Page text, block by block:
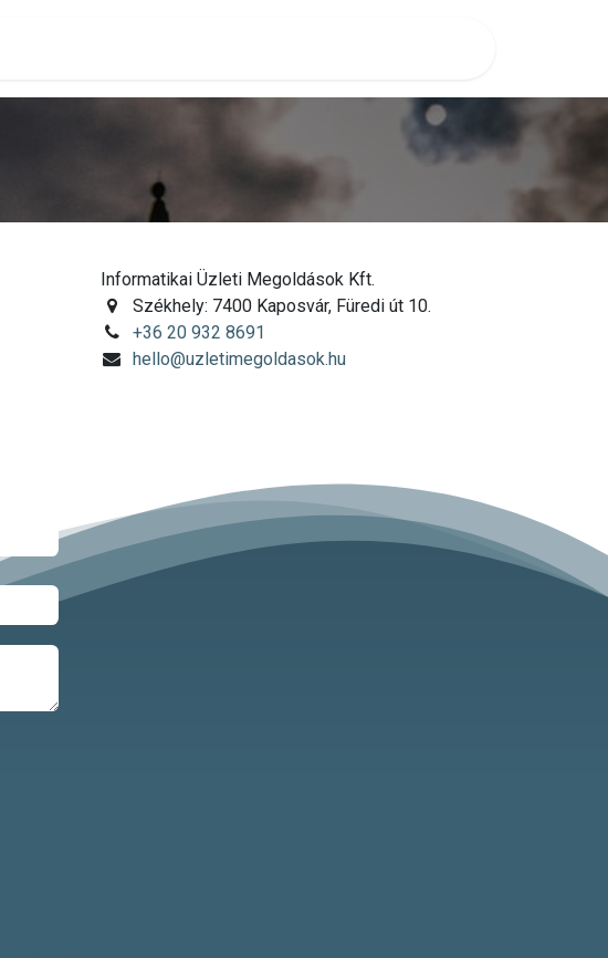
Informatikai Üzleti Megoldások Kft.
Székhely: 7400 Kaposvár, Füredi út 10.
+36 20 932 8691
hello@uzletimegoldasok.hu